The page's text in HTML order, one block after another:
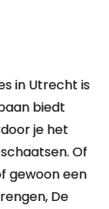
in Utrecht is
biedt
je het
Of
gewoon een
De